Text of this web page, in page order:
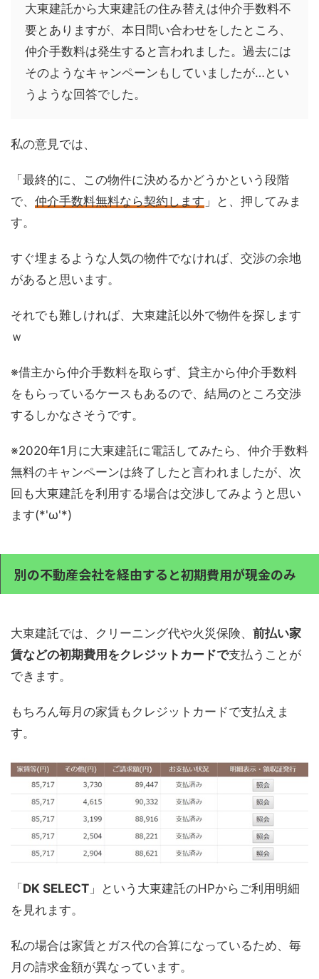
大東建託から大東建託の住み替えは仲介手数料不
要とありますが、本日問い合わせをしたところ、
仲介手数料は発生すると言われました。過去には
そのようなキャンペーンもしていましたが…とい
うような回答でした。
私の意見では、
「最終的に、この物件に決めるかどうかという段階
で、 仲介手数料無料なら契約します 」と、押してみま
す。
すぐ埋まるような人気の物件でなければ、交渉の余地
があると思います。
それでも難しければ、大東建託以外で物件を探します
ｗ
※借主から仲介手数料を取らず、貸主から仲介手数料
をもらっているケースもあるので、結局のところ交渉
するしかなさそうです。
※2020年1月に大東建託に電話してみたら、仲介手数料
無料のキャンペーンは終了したと言われましたが、次
回も大東建託を利用する場合は交渉してみようと思い
ます(*'ω'*)
別の不動産会社を経由すると初期費用が現金のみ
大東建託では、クリーニング代や火災保険、 前払い家
賃などの初期費用をクレジットカードで支払うことが
できます。
もちろん毎月の家賃もクレジットカードで支払えま
す。
「DK SELECT 」という大東建託のHPからご利用明細
を見れます。
私の場合は家賃とガス代の合算になっているため、毎
月の請求金額が異なっています。